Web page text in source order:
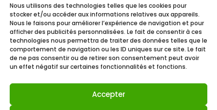
Nous utilisons des technologies telles que les cookies pour
stocker et/ou accéder aux informations relatives aux appareils.
Nous le faisons pour améliorer l’expérience de navigation et pour
afficher des publicités personnalisées. Le fait de consentir à ces
technologies nous permettra de traiter des données telles que le
comportement de navigation ou les ID uniques sur ce site. Le fait
de ne pas consentir ou de retirer son consentement peut avoir
un effet négatif sur certaines fonctionnalités et fonctions.
Accepter
professionnels. Vous avez
également accès à des
formations sur nos produits et
protocoles de soin.
S'inscrire
Mon compte